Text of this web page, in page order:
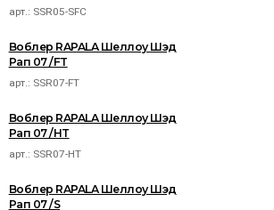
арт.: SSR05-SFC
Воблер RAPALA Шеллоу Шэд
Рап 07 /FT
арт.: SSR07-FT
Воблер RAPALA Шеллоу Шэд
Рап 07 /HT
арт.: SSR07-HT
Воблер RAPALA Шеллоу Шэд
Рап 07 /S